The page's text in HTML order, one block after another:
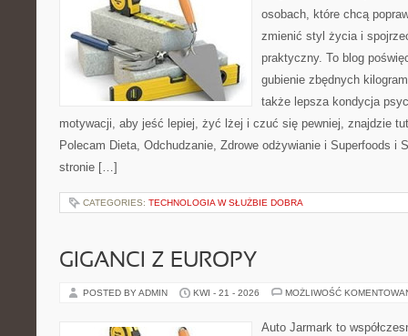
osobach, które chcą
zmienić styl życia i
praktyczny. To blog
gubienie zbędnych
także lepsza kondycja
motywacji, aby jeść lepiej, żyć lżej i czuć się pewniej, znajdzie
Polecam Dieta, Odchudzanie, Zdrowe odżywianie i Superfoods i
stronie […]
CATEGORIES: TECHNOLOGIA W SŁUŻBIE DOBRA
GIGANCI Z EUROPY
POSTED BY ADMIN KWI - 21 - 2026 MOŻLIWOŚĆ
Auto Jarmark to